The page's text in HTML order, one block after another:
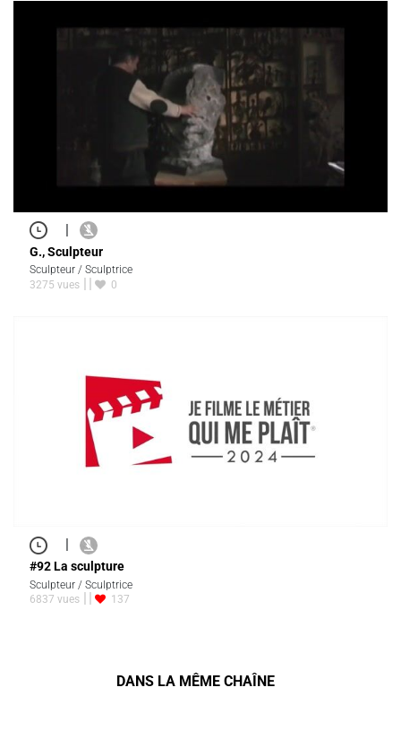
|
G., Sculpteur
Sculpteur / Sculptrice
3275 vues
0
|
#92 La sculpture
Sculpteur / Sculptrice
6837 vues
137
DANS LA MÊME CHAÎNE